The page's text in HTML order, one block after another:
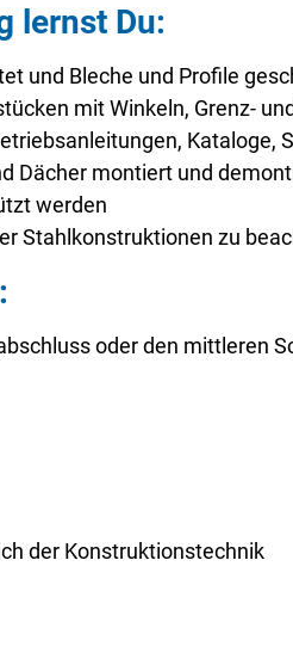
lernst Du:
und Bleche und Profile
mit Winkeln, Grenz-
Kataloge,
Dächer montiert und
werden
Stahlkonstruktionen zu
oder den mittleren
der Konstruktionstechnik